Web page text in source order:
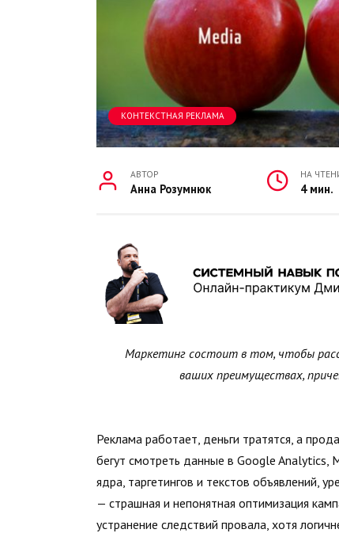
КОНТЕКСТНАЯ РЕКЛАМА
АВТОР
Анна Розумнюк
НА
4 мин.
Маркетинг состоит в том, чтобы
ваших преимуществах,
Реклама работает, деньги тратятся, а
бегут смотреть данные в Google Analytics,
ядра, таргетингов и текстов объявлений,
— страшная и непонятная оптимизация
устранение следствий провала, хотя